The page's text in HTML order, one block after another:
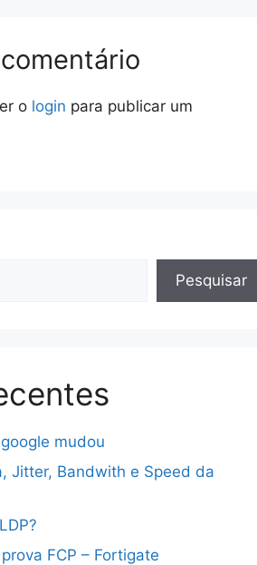
o login para publicar um
Pesquisar
mudou
Jitter, Bandwith e Speed da
FCP – Fortigate